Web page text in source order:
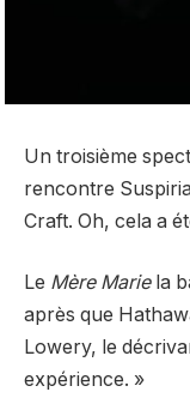
Un troisième
rencontre
Craft. Oh, cela a
Le Mère Mariela
après que
Lowery, le
expérience. »